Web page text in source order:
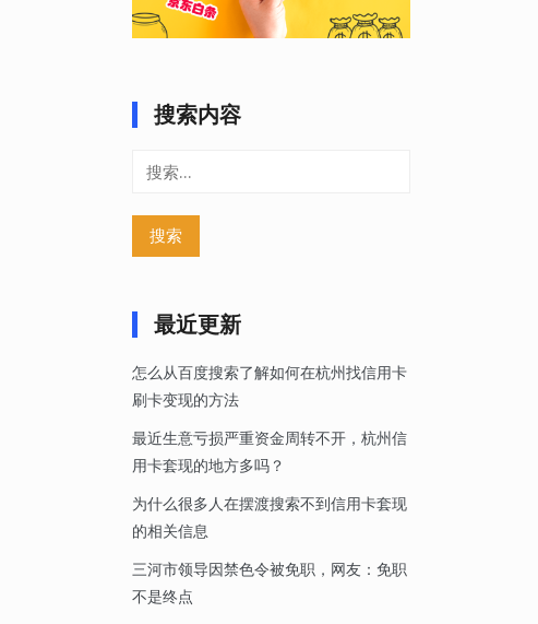
搜索内容
最近更新
怎么从百度搜索了解如何在杭州找信用卡
刷卡变现的方法
最近生意亏损严重资金周转不开，杭州信
用卡套现的地方多吗？
为什么很多人在摆渡搜索不到信用卡套现
的相关信息
三河市领导因禁色令被免职，网友：免职
不是终点